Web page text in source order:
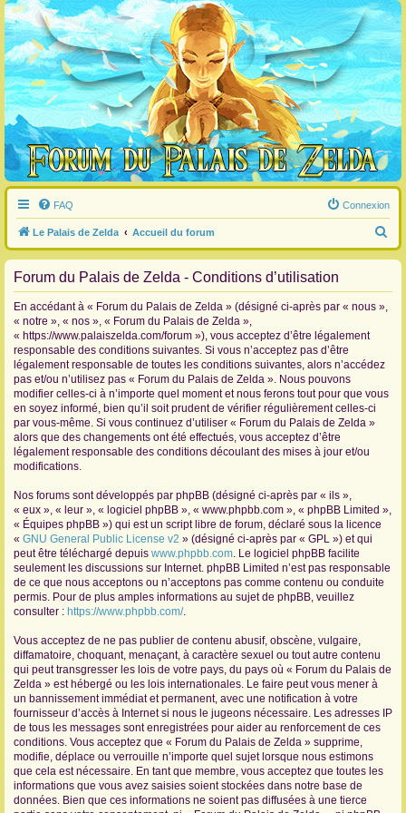
FAQ Connexion
Le Palais de Zelda Accueil du forum
e
Forum du Palais de Zelda - Conditions d’utilisation
En accédant à « Forum du Palais de Zelda » (désigné ci-après par « nous »,
« notre », « nos », « Forum du Palais de Zelda »,
« https://www.palaiszelda.com/forum »), vous acceptez d’être légalement
responsable des conditions suivantes. Si vous n’acceptez pas d’être
légalement responsable de toutes les conditions suivantes, alors n’accédez
pas et/ou n’utilisez pas « Forum du Palais de Zelda ». Nous pouvons
modifier celles-ci à n’importe quel moment et nous ferons tout pour que vous
en soyez informé, bien qu’il soit prudent de vérifier régulièrement celles-ci
par vous-même. Si vous continuez d’utiliser « Forum du Palais de Zelda »
alors que des changements ont été effectués, vous acceptez d’être
légalement responsable des conditions découlant des mises à jour et/ou
modifications.
Nos forums sont développés par phpBB (désigné ci-après par « ils »,
« eux », « leur », « logiciel phpBB », « www.phpbb.com », « phpBB Limited »,
« Équipes phpBB ») qui est un script libre de forum, déclaré sous la licence
« GNU General Public License v2 » (désigné ci-après par « GPL ») et qui
peut être téléchargé depuis www.phpbb.com. Le logiciel phpBB facilite
seulement les discussions sur Internet. phpBB Limited n’est pas responsable
de ce que nous acceptons ou n’acceptons pas comme contenu ou conduite
permis. Pour de plus amples informations au sujet de phpBB, veuillez
consulter : https://www.phpbb.com/.
Vous acceptez de ne pas publier de contenu abusif, obscène, vulgaire,
diffamatoire, choquant, menaçant, à caractère sexuel ou tout autre contenu
qui peut transgresser les lois de votre pays, du pays où « Forum du Palais de
Zelda » est hébergé ou les lois internationales. Le faire peut vous mener à
un bannissement immédiat et permanent, avec une notification à votre
fournisseur d’accès à Internet si nous le jugeons nécessaire. Les adresses IP
de tous les messages sont enregistrées pour aider au renforcement de ces
conditions. Vous acceptez que « Forum du Palais de Zelda » supprime,
modifie, déplace ou verrouille n’importe quel sujet lorsque nous estimons
que cela est nécessaire. En tant que membre, vous acceptez que toutes les
informations que vous avez saisies soient stockées dans notre base de
données. Bien que ces informations ne soient pas diffusées à une tierce